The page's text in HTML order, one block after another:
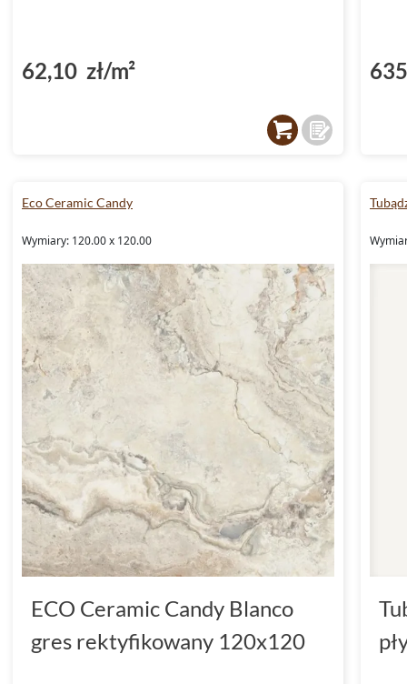
62,10 zł/m²
Eco Ceramic Candy
Wymiary: 120.00 x 120.00
ECO Ceramic Candy Blanco
gres rektyfikowany 120x120